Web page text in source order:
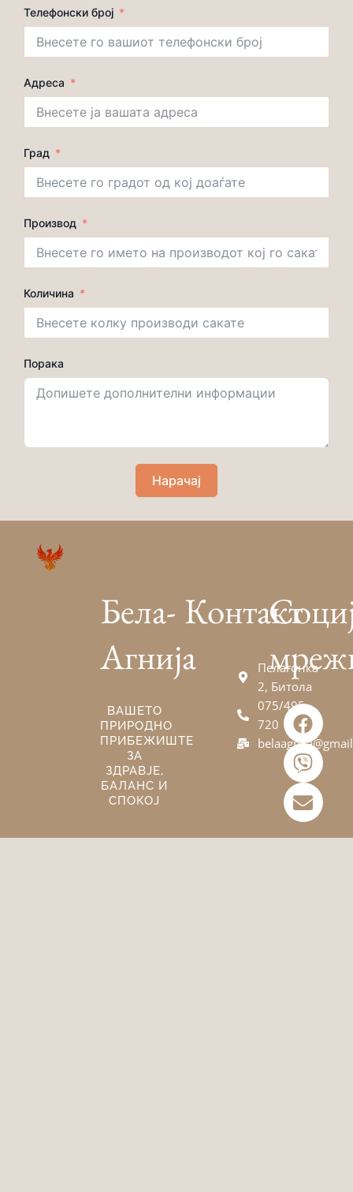
Телефонски број
Адреса
Град
Производ
Количина
Порака
Нарачај
Бела-
Агнија
ВАШЕТО
ПРИРОДНО
ПРИБЕЖИШТЕ
ЗА
ЗДРАВЈЕ,
БАЛАНС И
СПОКОЈ
Контакт
Пелагонка
2, Битола
075/495-
720
F
a
c
e
b
o
V
i
b
e
r
E
n
v
e
l
o